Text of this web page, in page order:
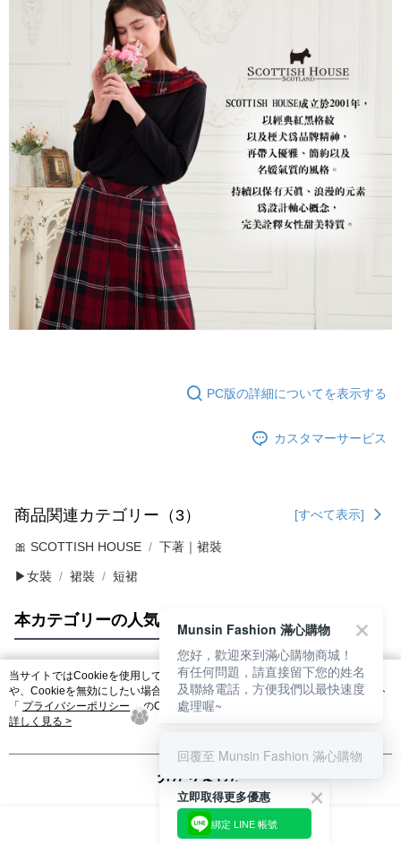
PC版の詳細についてを表示する
カスタマーサービス
商品関連カテゴリー（3） [すべて表示]
🎀 SCOTTISH HOUSE 下著｜裙裝
▶女裝 裙裝 短裙
本カテゴリーの人気商品 サイト全体のランキング
人気タグ
当サイトではCookieを使用しています。当サイトのCookie使用に関する詳細
や、Cookieを無効にしたい場合のブラウザでの設定方法については、当サイト
「 プライバシーポリシー 」のCookieポリシーをご参照ください。お客さま
が、当サイトを引き続き使用される場合、当社がサイト利用規約のCookieポリ
詳しく見る >
分かりました
立即取得更多優惠
綁定 LINE 帳號
Munsin Fashion 滿心購物
您好，歡迎來到滿心購物商城！
有任何問題，請直接留下您的姓名
及聯絡電話，方便我們以最快速度
處理喔~
回覆至 Munsin Fashion 滿心購物